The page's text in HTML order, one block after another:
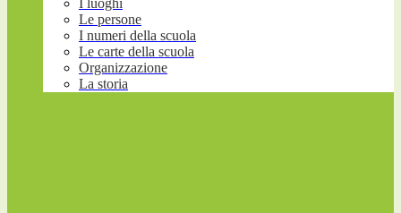
I luoghi
Le persone
I numeri della scuola
Le carte della scuola
Organizzazione
La storia